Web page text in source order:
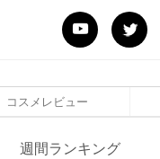
コスメレビュー
週間ランキング